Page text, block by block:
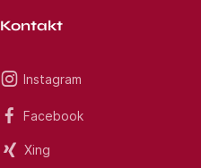
Kontakt
Instagram
Facebook
Xing